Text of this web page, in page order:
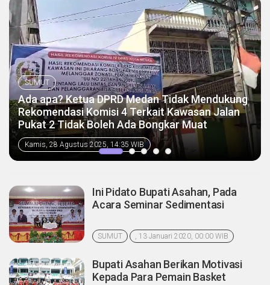
SUMUT
Ada apa? Ketua DPRD Medan Tidak Mendukung
Rekomendasi Komisi 4 Terkait Kawasan Jalan
Pukat 2 Tidak Boleh Ada Bongkar Muat
Kamis, 28 Agustus 2025, 14:35 WIB
Ini Pidato Bupati Asahan, Pada
Acara Seminar Sedimentasi
SUMUT , 13 Januari 2020, 00:00 WIB
Bupati Asahan Berikan Motivasi
Kepada Para Pemain Basket